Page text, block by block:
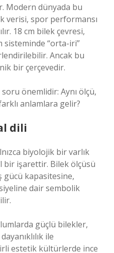
Modern dünyada bu
verisi, spor performansı
18 cm bilek çevresi,
sisteminde “orta-iri”
Ancak bu
bir çerçevedir.
önemlidir: Aynı ölçü,
anlamlara gelir?
dili
biyolojik bir varlık
bir işarettir. Bilek ölçüsü
gücü kapasitesine,
dair sembolik
güçlü bilekler,
ile
estetik kültürlerde ince